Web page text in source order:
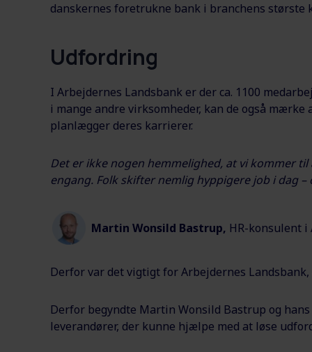
danskernes foretrukne bank i branchens største
Udfordring
I Arbejdernes Landsbank er der ca. 1100
i mange andre virksomheder, kan de også
planlægger deres karrierer.
Det er ikke nogen hemmelighed, at vi kommer
engang. Folk skifter nemlig hyppigere job i dag –
Martin Wonsild Bastrup, HR-konsulent
Derfor var det vigtigt for Arbejdernes
Derfor begyndte Martin Wonsild Bastrup og
leverandører, der kunne hjælpe med at løse